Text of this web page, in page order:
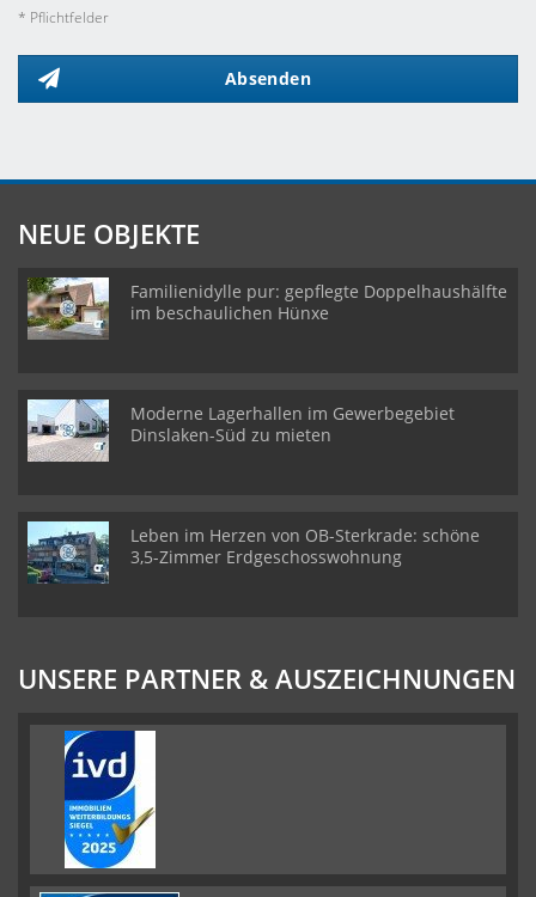
* Pflichtfelder
Absenden
NEUE OBJEKTE
Familienidylle pur: gepflegte Doppelhaushälfte
im beschaulichen Hünxe
Moderne Lagerhallen im Gewerbegebiet
Dinslaken-Süd zu mieten
Leben im Herzen von OB-Sterkrade: schöne
3,5-Zimmer Erdgeschosswohnung
UNSERE PARTNER & AUSZEICHNUNGEN